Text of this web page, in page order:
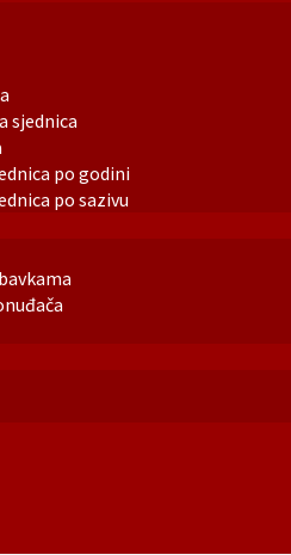
sjednica
po godini
po sazivu